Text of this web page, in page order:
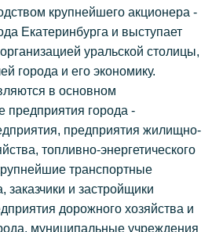
крупнейшего акционера -
Екатеринбурга и выступает
уральской столицы,
города и его экономику.
в основном
предприятия города -
предприятия жилищно-
топливно-энергетического
транспортные
заказчики и застройщики
дорожного хозяйства и
муниципальные учреждения